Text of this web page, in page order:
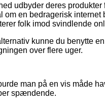
udbyder deres produkter
om en bedragerisk internet
folk imod svindlende
kunne du benytte
over flere uger.
man på en vis måde
spændende.